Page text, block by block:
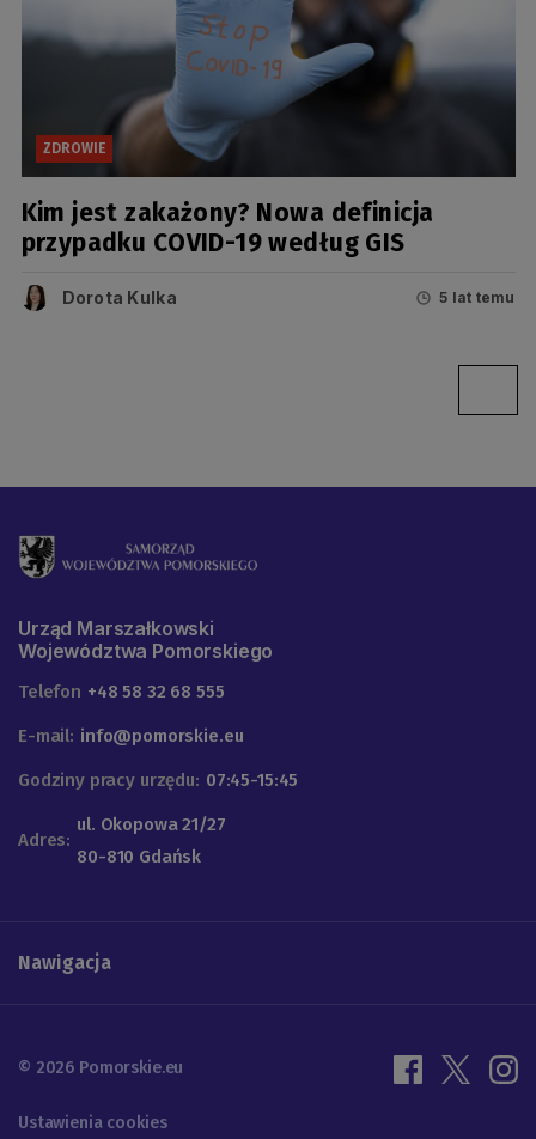
ZDROWIE
Kim jest zakażony? Nowa definicja
przypadku COVID-19 według GIS
Dorota Kulka 5 lat temu
Urząd Marszałkowski
Województwa Pomorskiego
Telefon +48 58 32 68 555
E-mail: info@pomorskie.eu
Godziny pracy urzędu: 07:45-15:45
Adres:
ul. Okopowa 21/27
80-810 Gdańsk
Nawigacja
© 2026 Pomorskie.eu
Ustawienia cookies